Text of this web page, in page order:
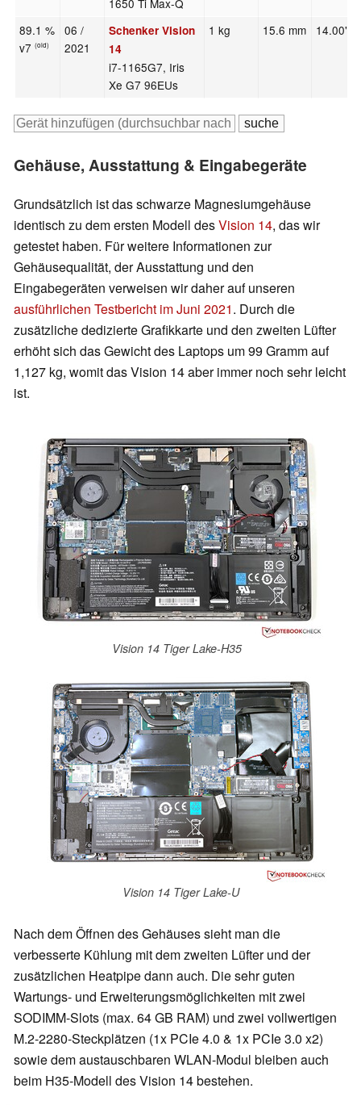
1650 Ti Max-Q
89.1 %
v7(old)
06 /
2021
Schenker Vision
14
i7-1165G7, Iris
Xe G7 96EUs
1 kg 15.6 mm 14.00"
Gehäuse, Ausstattung & Eingabegeräte
Grundsätzlich ist das schwarze Magnesiumgehäuse
identisch zu dem ersten Modell desVision 14, das wir
getestet haben. Für weitere Informationen zur
Gehäusequalität, der Ausstattung und den
Eingabegeräten verweisen wir daher auf unseren
ausführlichen Testbericht im Juni 2021. Durch die
zusätzliche dedizierte Grafikkarte und den zweiten Lüfter
erhöht sich das Gewicht des Laptops um 99 Gramm auf
1,127 kg, womit das Vision 14 aber immer noch sehr leicht
ist.
Vision 14 Tiger Lake-H35
Vision 14 Tiger Lake-U
Nach dem Öffnen des Gehäuses sieht man die
verbesserte Kühlung mit dem zweiten Lüfter und der
zusätzlichen Heatpipe dann auch. Die sehr guten
Wartungs- und Erweiterungsmöglichkeiten mit zwei
SODIMM-Slots (max. 64 GB RAM) und zwei vollwertigen
M.2-2280-Steckplätzen (1x PCIe 4.0 & 1x PCIe 3.0 x2)
sowie dem austauschbaren WLAN-Modul bleiben auch
beim H35-Modell des Vision 14 bestehen.